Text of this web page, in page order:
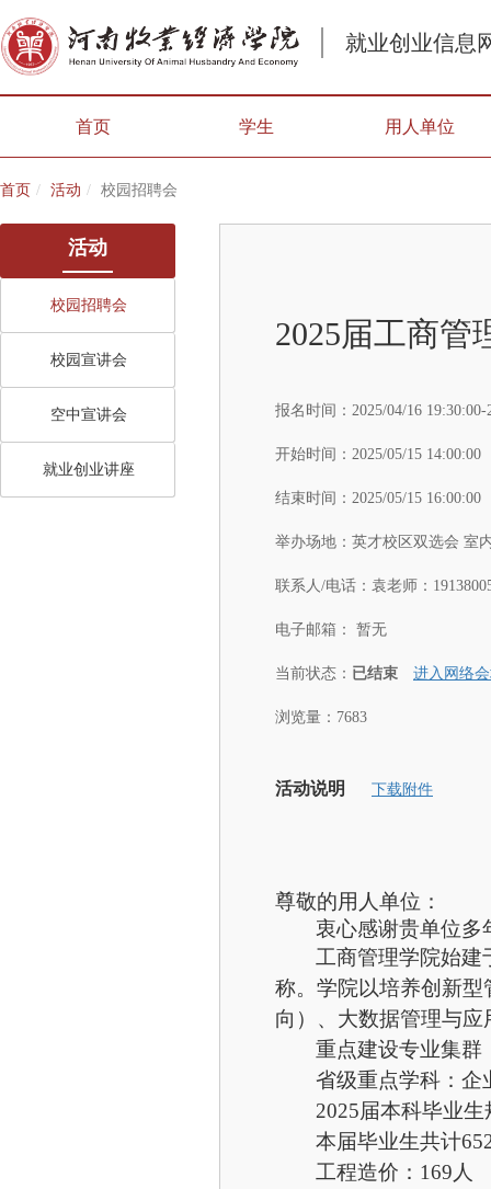
就业创业信息
首页 学生 用人单位
首页 活动 校园招聘会
活动
校园招聘会
校园宣讲会
空中宣讲会
就业创业讲座
2025届工商管
报名时间： 2025/04/16
开始时间： 2025/05/15 14:00:00
结束时间： 2025/05/15 16:00:00
举办场地： 英才校区双选会 室
联系人/电话： 袁老师：
电子邮箱： 暂无
当前状态： 已结束 进入网络
浏览量：7683
活动说明 下载附件
尊敬的用人单位：
衷心感谢贵单位多
工商管理学院始建
称。学院以培养创新
向）、大数据管理与
重点建设专业集群
省级重点学科：企
2025届本科毕业
本届毕业生共计
工程造价： 169人